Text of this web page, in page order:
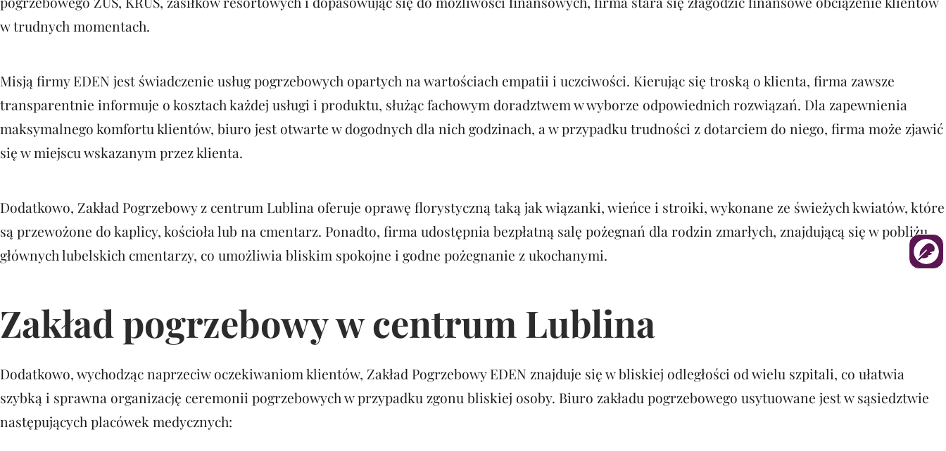
w trudnych momentach.
Misją firmy EDEN jest świadczenie usług pogrzebowych opartych na wartościach empatii i uczciwości. Kierując się troską o klienta, firma zawsze
transparentnie informuje o kosztach każdej usługi i produktu, służąc fachowym doradztwem w wyborze odpowiednich rozwiązań. Dla zapewnienia
maksymalnego komfortu klientów, biuro jest otwarte w dogodnych dla nich godzinach, a w przypadku trudności z dotarciem do niego, firma może zjawić
się w miejscu wskazanym przez klienta.
Dodatkowo, Zakład Pogrzebowy z centrum Lublina oferuje oprawę florystyczną taką jak wiązanki, wieńce i stroiki, wykonane ze świeżych kwiatów, które
są przewożone do kaplicy, kościoła lub na cmentarz. Ponadto, firma udostępnia bezpłatną salę pożegnań dla rodzin zmarłych, znajdującą się w pobliżu
głównych lubelskich cmentarzy, co umożliwia bliskim spokojne i godne pożegnanie z ukochanymi.
Zakład pogrzebowy w centrum Lublina
Dodatkowo, wychodząc naprzeciw oczekiwaniom klientów, Zakład Pogrzebowy EDEN znajduje się w bliskiej odległości od wielu szpitali, co ułatwia
szybką i sprawna organizację ceremonii pogrzebowych w przypadku zgonu bliskiej osoby. Biuro zakładu pogrzebowego usytuowane jest w sąsiedztwie
następujących placówek medycznych: